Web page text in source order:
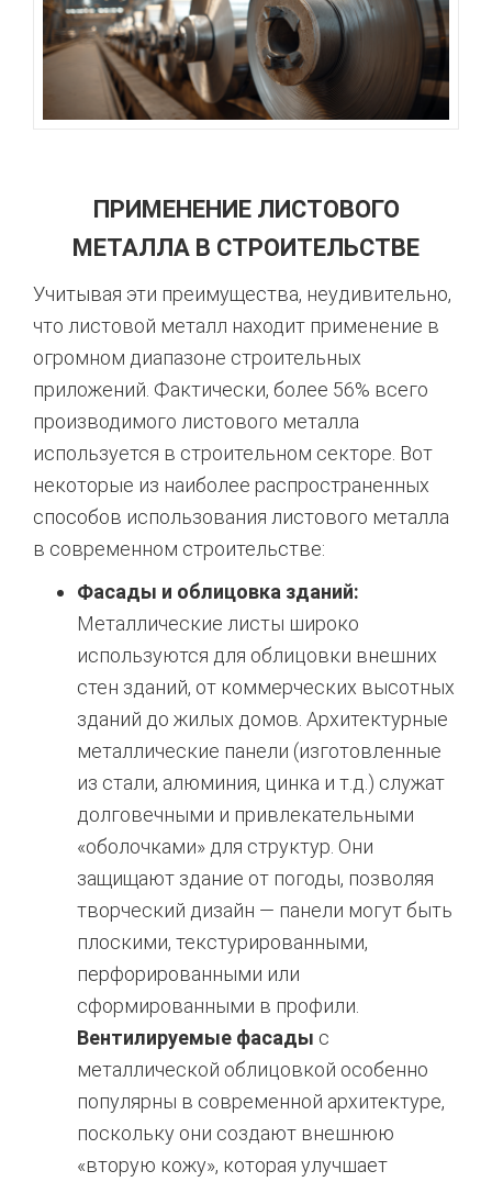
ПРИМЕНЕНИЕ ЛИСТОВОГО
МЕТАЛЛА В СТРОИТЕЛЬСТВЕ
Учитывая эти преимущества, неудивительно,
что листовой металл находит применение в
огромном диапазоне строительных
приложений. Фактически, более 56% всего
производимого листового металла
используется в строительном секторе. Вот
некоторые из наиболее распространенных
способов использования листового металла
в современном строительстве:
Фасады и облицовка зданий:
Металлические листы широко
используются для облицовки внешних
стен зданий, от коммерческих высотных
зданий до жилых домов. Архитектурные
металлические панели (изготовленные
из стали, алюминия, цинка и т.д.) служат
долговечными и привлекательными
«оболочками» для структур. Они
защищают здание от погоды, позволяя
творческий дизайн — панели могут быть
плоскими, текстурированными,
перфорированными или
сформированными в профили.
Вентилируемые фасады с
металлической облицовкой особенно
популярны в современной архитектуре,
поскольку они создают внешнюю
«вторую кожу», которая улучшает